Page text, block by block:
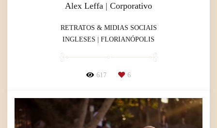
Alex Leffa | Corporativo
RETRATOS & MIDIAS SOCIAIS
INGLESES | FLORIANÓPOLIS
617 6